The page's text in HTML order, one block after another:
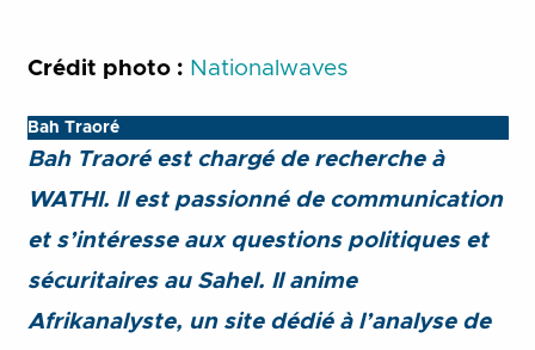
Crédit photo : Nationalwaves
Bah Traoré
Bah Traoré est chargé de recherche à
WATHI. Il est passionné de communication
et s’intéresse aux questions politiques et
sécuritaires au Sahel. Il anime
Afrikanalyste, un site dédié à l’analyse de